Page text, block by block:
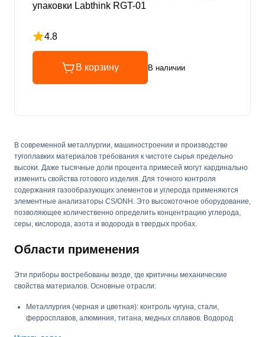
упаковки Labthink RGT-01
4.8
Рейтинг 4.8 из 5
В корзину В наличии
В современной металлургии, машиностроении и производстве
тугоплавких материалов требования к чистоте сырья предельно
высоки. Даже тысячные доли процента примесей могут кардинально
изменить свойства готового изделия. Для точного контроля
содержания газообразующих элементов и углерода применяются
элементные анализаторы CS/ONH. Это высокоточное оборудование,
позволяющее количественно определить концентрацию углерода,
серы, кислорода, азота и водорода в твердых пробах.
Области применения
Эти приборы востребованы везде, где критичны механические
свойства материалов. Основные отрасли:
Металлургия (черная и цветная): контроль чугуна, стали,
ферросплавов, алюминия, титана, медных сплавов. Водород